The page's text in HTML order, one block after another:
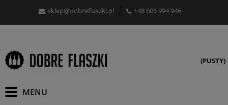
sklep@dobreflaszki.pl +48 606 994 946
(PUSTY)